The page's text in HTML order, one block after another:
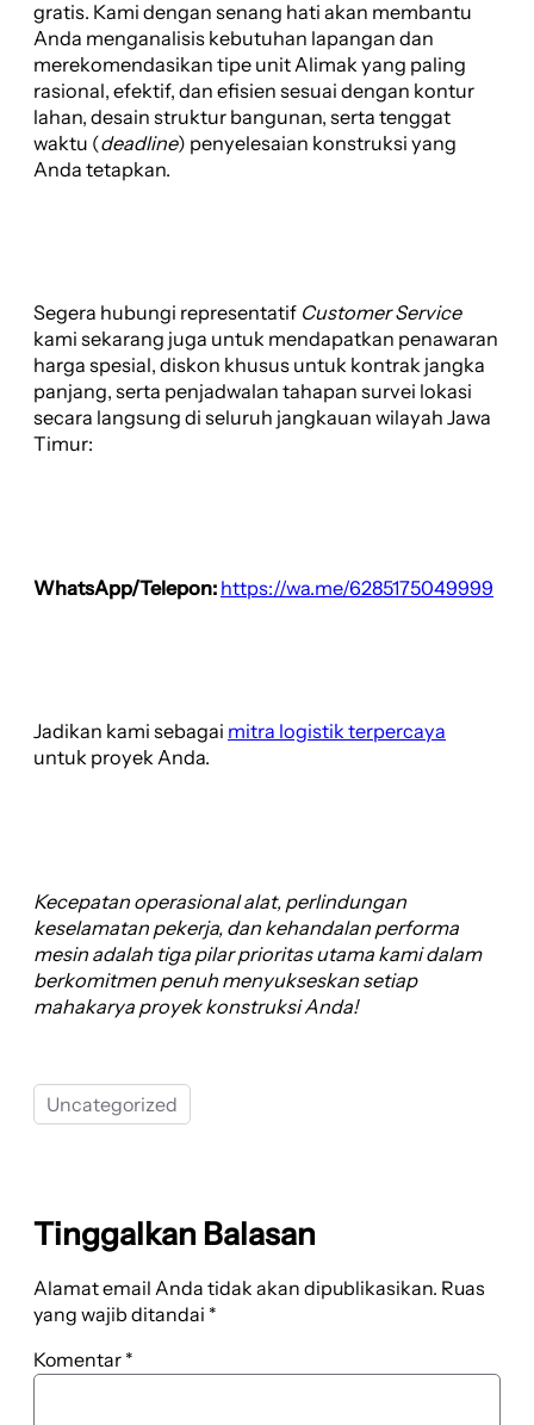
gratis. Kami dengan senang hati akan membantu
Anda menganalisis kebutuhan lapangan dan
merekomendasikan tipe unit Alimak yang paling
rasional, efektif, dan efisien sesuai dengan kontur
lahan, desain struktur bangunan, serta tenggat
waktu (deadline) penyelesaian konstruksi yang
Anda tetapkan.
Segera hubungi representatif Customer Service
kami sekarang juga untuk mendapatkan penawaran
harga spesial, diskon khusus untuk kontrak jangka
panjang, serta penjadwalan tahapan survei lokasi
secara langsung di seluruh jangkauan wilayah Jawa
Timur:
WhatsApp/Telepon: https://wa.me/6285175049999
Jadikan kami sebagai mitra logistik terpercaya
untuk proyek Anda.
Kecepatan operasional alat, perlindungan
keselamatan pekerja, dan kehandalan performa
mesin adalah tiga pilar prioritas utama kami dalam
berkomitmen penuh menyukseskan setiap
mahakarya proyek konstruksi Anda!
Uncategorized
Tinggalkan Balasan
Alamat email Anda tidak akan dipublikasikan. Ruas
yang wajib ditandai *
Komentar *